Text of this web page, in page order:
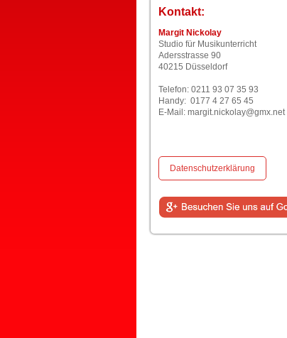
Kontakt:
Margit Nickolay
Studio für Musikunterricht
Adersstrasse 90
40215 Düsseldorf
Telefon: 0211 93 07 35 93
Handy: 0177 4 27 65 45
E-Mail: margit.nickolay@gmx.net
Datenschutzerklärung